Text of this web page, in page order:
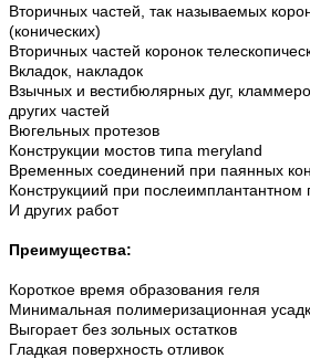
Вторичных частей, так называемых
(конических)
Вторичных частей коронок
Вкладок, накладок
Взычных и вестибюлярных дуг,
других частей
Вюгельных протезов
Конструкции мостов типа meryland
Временных соединений при паянных
Конструкциий при послеимплантантном
И других работ
Преимущества:
Короткое время образования геля
Минимальная полимеризационная
Выгорает без зольных остатков
Гладкая поверхность отливок